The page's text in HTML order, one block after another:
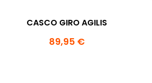
CASCO GIRO AGILIS
89,95 €